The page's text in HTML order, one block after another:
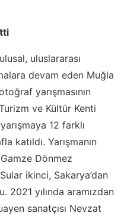
uluslararası
devam eden Muğla
yarışmasının
ve Kültür Kenti
12 farklı
katıldı. Yarışmanın
Dönmez
ikinci, Sakarya’dan
2021 yılında aramızdan
sanatçısı Nevzat